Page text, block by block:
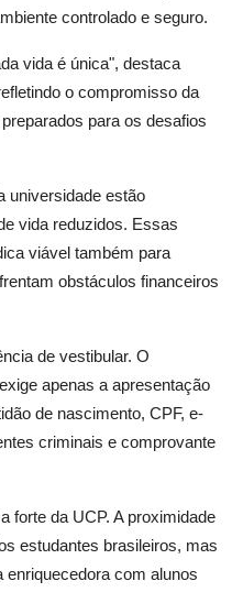
controlado e seguro.
vida é única", destaca
o compromisso da
para os desafios
universidade estão
vida reduzidos. Essas
viável também para
obstáculos financeiros
de vestibular. O
apenas a apresentação
de nascimento, CPF, e-
criminais e comprovante
forte da UCP. A proximidade
estudantes brasileiros, mas
com alunos